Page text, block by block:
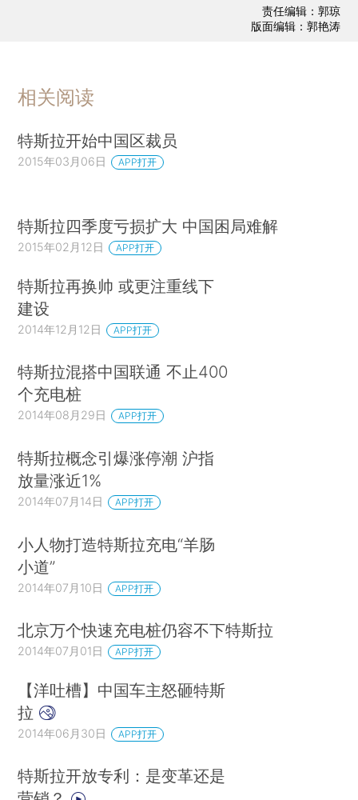
责任编辑：郭琼
版面编辑：郭艳涛
相关阅读
特斯拉开始中国区裁员
2015年03月06日 APP打开
特斯拉四季度亏损扩大 中国困局难解
2015年02月12日 APP打开
特斯拉再换帅 或更注重线下
建设
2014年12月12日 APP打开
特斯拉混搭中国联通 不止400
个充电桩
2014年08月29日 APP打开
特斯拉概念引爆涨停潮 沪指
放量涨近1%
2014年07月14日 APP打开
小人物打造特斯拉充电“羊肠
小道”
2014年07月10日 APP打开
北京万个快速充电桩仍容不下特斯拉
2014年07月01日 APP打开
【洋吐槽】中国车主怒砸特斯
拉
2014年06月30日 APP打开
特斯拉开放专利：是变革还是